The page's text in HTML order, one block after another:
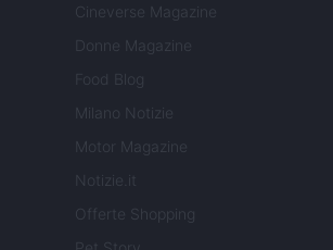
Cineverse Magazine
Donne Magazine
Food Blog
Milano Notizie
Motor Magazine
Notizie.it
Offerte Shopping